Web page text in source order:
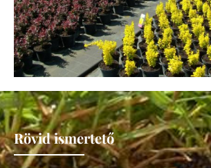
Rövid ismertető